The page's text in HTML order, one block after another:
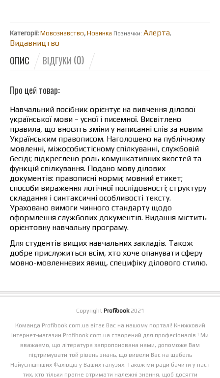
Категорії: Мовознавство, Новинка Позначки: Алерта,
Видавництво
ОПИС ВІДГУКИ (0)
Про цей товар:
Навчальний посібник орієнтує на вивчення ділової
української мови − усної і писемної. Висвітлено
правила, що вносять зміни у написанні слів за новим
Українським правописом. Наголошено на публічному
мовленні, міжособистісному спілкуванні, службовій
бесіді; підкреслено роль комунікативних якостей та
функцій спілкування. Подано мову ділових
документів: правописні норми; мовний етикет;
способи вираження логічної послідовності; структуру
складання і синтаксичні особливості тексту.
Ураховано вимоги чинного стандарту щодо
оформлення службових документів. Видання містить
орієнтовну навчальну програму.
Для студентів вищих навчальних закладів. Також
добре прислужиться всім, хто хоче опанувати сферу
мовно-мовленнєвих явищ, специфіку ділового стилю.
Copyright Profibook2021
Команда Profibook.com.ua вітає Вас на нашому порталі! Книжковий
інтернет-магазин Profibook.com.ua створений для професіоналів ! Ми
вважаємо, що література запропонована нами, допоможе Вам
підтримувати той рівень знань, що вивели Вас на щабель
Найуспішніших Фахівців у Ваших галузях. Також ми ради бачити у нас і
тих, хто тільки прагне отримати належні знання, щоб досягти